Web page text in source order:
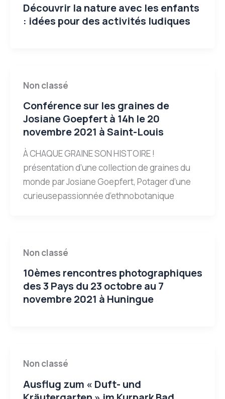
Découvrir la nature avec les enfants
: idées pour des activités ludiques
Non classé
Conférence sur les graines de
Josiane Goepfert à 14h le 20
novembre 2021 à Saint-Louis
À CHAQUE GRAINE SON HISTOIRE !
présentation d’une collection de graines du
monde par Josiane Goepfert, Potager d’une
curieusepassionnée d’ethnobotanique
Non classé
10èmes rencontres photographiques
des 3 Pays du 23 octobre au 7
novembre 2021 à Huningue
Non classé
Ausflug zum « Duft- und